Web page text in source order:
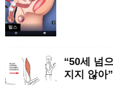
헬스
“50세 넘
지지 않아”